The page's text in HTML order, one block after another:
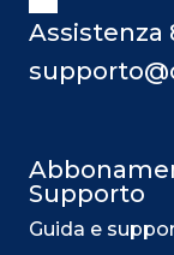
Assistenza
Supporto
Guida e